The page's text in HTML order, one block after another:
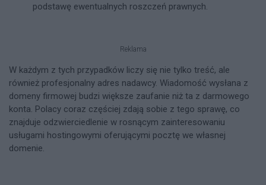
podstawę ewentualnych roszczeń prawnych.
Reklama
W każdym z tych przypadków liczy się nie tylko treść, ale
również profesjonalny adres nadawcy. Wiadomość wysłana z
domeny firmowej budzi większe zaufanie niż ta z darmowego
konta. Polacy coraz częściej zdają sobie z tego sprawę, co
znajduje odzwierciedlenie w rosnącym zainteresowaniu
usługami hostingowymi oferującymi pocztę we własnej
domenie.